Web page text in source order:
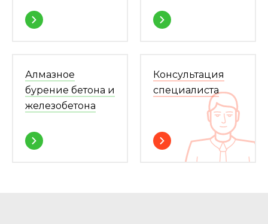
Алмазное
бурение бетона и
железобетона
Консультация
специалиста